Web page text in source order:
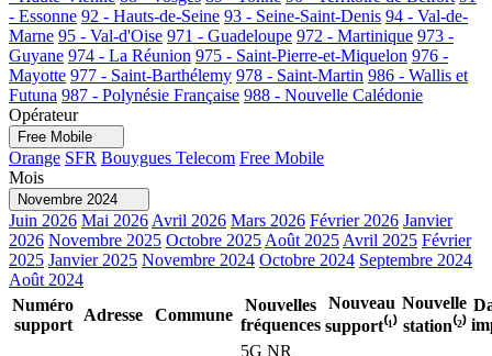
- Essonne 92 - Hauts-de-Seine 93 - Seine-Saint-Denis 94 - Val-de-
Marne 95 - Val-d'Oise 971 - Guadeloupe 972 - Martinique 973 -
Guyane 974 - La Réunion 975 - Saint-Pierre-et-Miquelon 976 -
Mayotte 977 - Saint-Barthélemy 978 - Saint-Martin 986 - Wallis et
Futuna 987 - Polynésie Française 988 - Nouvelle Calédonie
Opérateur
Free Mobile
Orange SFR Bouygues Telecom Free Mobile
Mois
Novembre 2024
Juin 2026 Mai 2026 Avril 2026 Mars 2026 Février 2026 Janvier
2026 Novembre 2025 Octobre 2025 Août 2025 Avril 2025 Février
2025 Janvier 2025 Novembre 2024 Octobre 2024 Septembre 2024
Août 2024
Numéro
support
Adresse Commune
Nouvelles
fréquences
Nouveau
support⁽¹⁾
Nouvelle
station⁽²⁾
5G NR